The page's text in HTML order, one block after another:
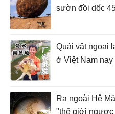
sườn đồi dốc
Quái vật ngoại
ở Việt Nam nay
Ra ngoài Hệ
"thế giới ngược